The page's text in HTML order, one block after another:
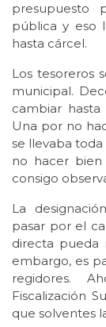
presupuesto
pública y eso
hasta cárcel.
Los tesoreros
municipal.
cambiar
Una por no
se llevaba
no hacer bien
consigo
La
pasar por el
directa pueda
embargo, es
regidores.
Fiscalización
que solventes